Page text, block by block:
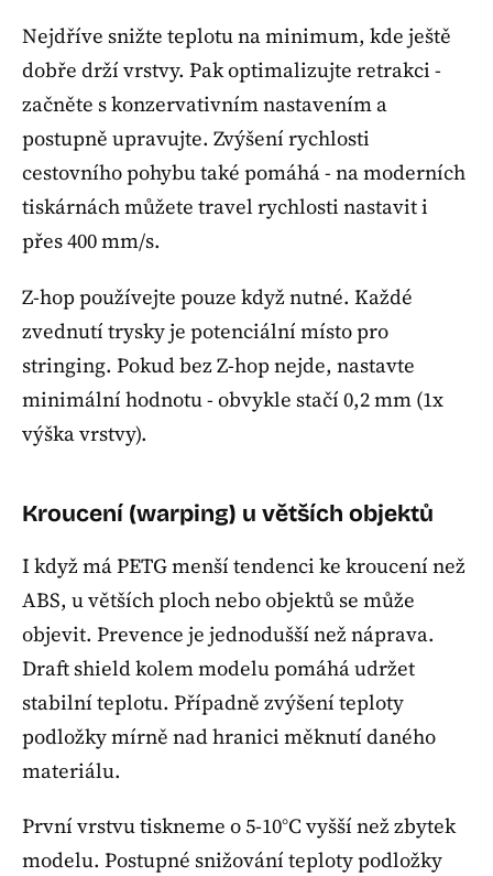
Nejdříve snižte teplotu na minimum, kde ještě
dobře drží vrstvy. Pak optimalizujte retrakci -
začněte s konzervativním nastavením a
postupně upravujte. Zvýšení rychlosti
cestovního pohybu také pomáhá - na moderních
tiskárnách můžete travel rychlosti nastavit i
přes 400 mm/s.
Z-hop používejte pouze když nutné. Každé
zvednutí trysky je potenciální místo pro
stringing. Pokud bez Z-hop nejde, nastavte
minimální hodnotu - obvykle stačí 0,2 mm (1x
výška vrstvy).
Kroucení (warping) u větších objektů
I když má PETG menší tendenci ke kroucení než
ABS, u větších ploch nebo objektů se může
objevit. Prevence je jednodušší než náprava.
Draft shield kolem modelu pomáhá udržet
stabilní teplotu. Případně zvýšení teploty
podložky mírně nad hranici měknutí daného
materiálu.
První vrstvu tiskneme o 5-10°C vyšší než zbytek
modelu. Postupné snižování teploty podložky